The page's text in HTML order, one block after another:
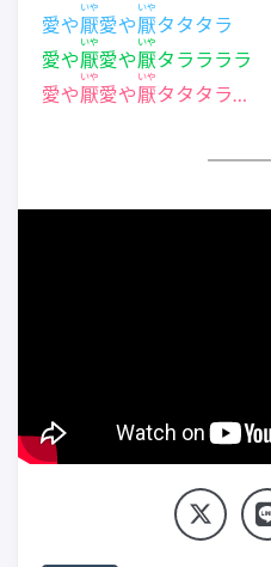
愛や厭
いや
愛や厭
いや
タタタラ
愛や厭
いや
愛や厭
いや
タララララ
愛や厭
いや
愛や厭
いや
タタタラ…